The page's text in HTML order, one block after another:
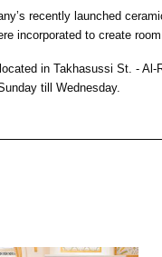
MEHR
recently launched
incorporated to create
in Takhasussi St. -
till Wednesday.